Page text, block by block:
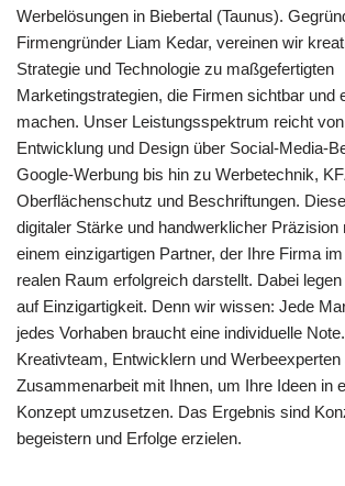
Werbelösungen in Biebertal (Taunus).
Firmengründer Liam Kedar, vereinen wir
Strategie und Technologie zu maßgefertigten
Marketingstrategien, die Firmen sichtbar und
machen. Unser Leistungsspektrum reicht
Entwicklung und Design über Social-Media-
Google-Werbung bis hin zu Werbetechnik,
Oberflächenschutz und Beschriftungen.
digitaler Stärke und handwerklicher
einem einzigartigen Partner, der Ihre Firma
realen Raum erfolgreich darstellt. Dabei
auf Einzigartigkeit. Denn wir wissen: Jede
jedes Vorhaben braucht eine individuelle
Kreativteam, Entwicklern und
Zusammenarbeit mit Ihnen, um Ihre Ideen in
Konzept umzusetzen. Das Ergebnis sind
begeistern und Erfolge erzielen.